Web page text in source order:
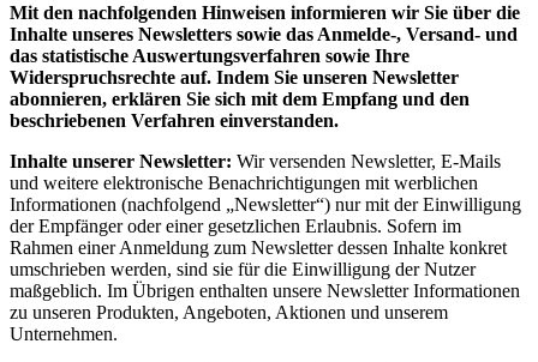
Mit den nachfolgenden Hinweisen informieren wir Sie über die
Inhalte unseres Newsletters sowie das Anmelde-, Versand- und
das statistische Auswertungsverfahren sowie Ihre
Widerspruchsrechte auf. Indem Sie unseren Newsletter
abonnieren, erklären Sie sich mit dem Empfang und den
beschriebenen Verfahren einverstanden.
Inhalte unserer Newsletter: Wir versenden Newsletter, E-Mails
und weitere elektronische Benachrichtigungen mit werblichen
Informationen (nachfolgend „Newsletter“) nur mit der Einwilligung
der Empfänger oder einer gesetzlichen Erlaubnis. Sofern im
Rahmen einer Anmeldung zum Newsletter dessen Inhalte konkret
umschrieben werden, sind sie für die Einwilligung der Nutzer
maßgeblich. Im Übrigen enthalten unsere Newsletter Informationen
zu unseren Produkten, Angeboten, Aktionen und unserem
Unternehmen.